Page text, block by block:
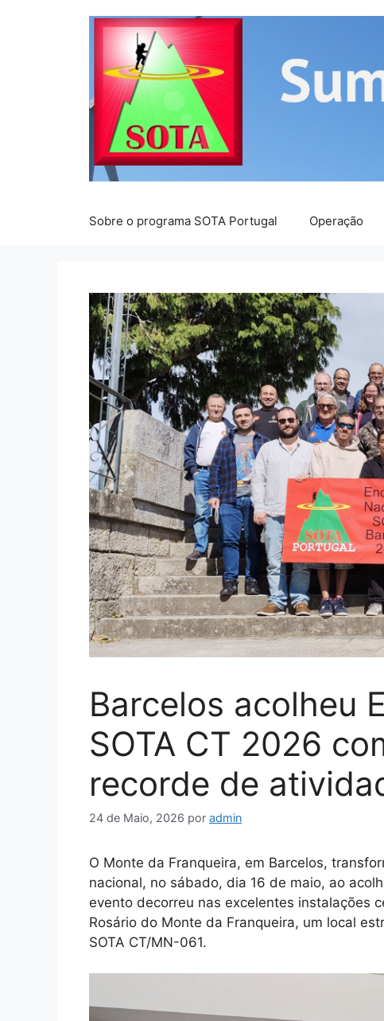
Sobre o programa SOTA Portugal Operação
Barcelos acolheu
SOTA CT 2026
recorde de
24 de Maio, 2026 por admin
O Monte da Franqueira, em Barcelos,
nacional, no sábado, dia 16 de maio, ao
evento decorreu nas excelentes instalações
Rosário do Monte da Franqueira, um local
SOTA CT/MN-061.